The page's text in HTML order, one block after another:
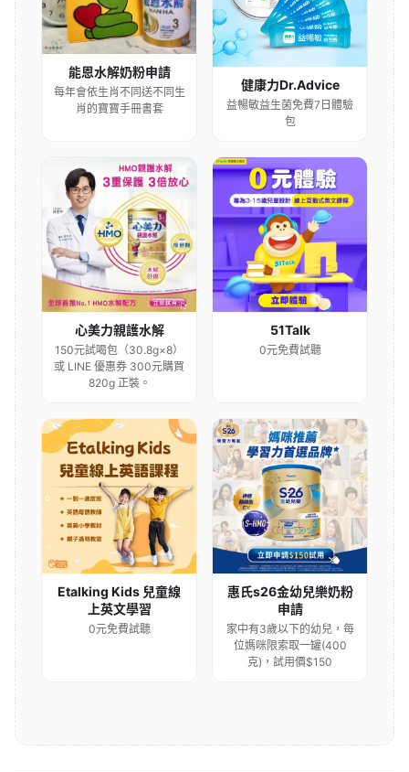
能恩水解奶粉申請
每年會依生肖不同送不同生
肖的寶寶手冊書套
健康力Dr.Advice
益暢敏益生菌免費7日體驗
包
心美力親護水解
150元試喝包（30.8g×8）
或 LINE 優惠券 300元購買
820g 正裝。
51Talk
0元免費試聽
Etalking Kids 兒童線
上英文學習
0元免費試聽
惠氏s26金幼兒樂奶粉
申請
家中有3歲以下的幼兒，每
位媽咪限索取一罐(400
克)，試用價$150